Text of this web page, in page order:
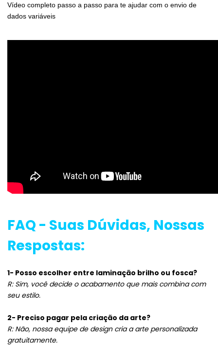
Vídeo completo passo a passo para te ajudar com o envio de
dados variáveis
FAQ - Suas Dúvidas, Nossas
Respostas:
1- Posso escolher entre laminação brilho ou fosca?
R: Sim, você decide o acabamento que mais combina com
seu estilo.
2- Preciso pagar pela criação da arte?
R: Não, nossa equipe de design cria a arte personalizada
gratuitamente.